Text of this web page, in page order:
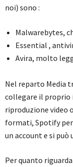
noi) sono :
Malwarebytes,
Essential ,
Avira, molto
Nel reparto Media
collegare il proprio
riproduzione video
formati, Spotify per
un account e si
Per quanto